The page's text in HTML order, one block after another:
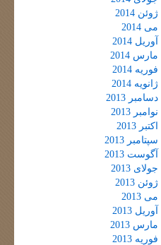
ژوئن 2014
می 2014
آوریل 2014
مارس 2014
فوریه 2014
ژانویه 2014
دسامبر 2013
نوامبر 2013
اکتبر 2013
سپتامبر 2013
آگوست 2013
جولای 2013
ژوئن 2013
می 2013
آوریل 2013
مارس 2013
فوریه 2013